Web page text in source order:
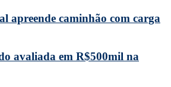
apreende caminhão com carga
avaliada em R$500mil na